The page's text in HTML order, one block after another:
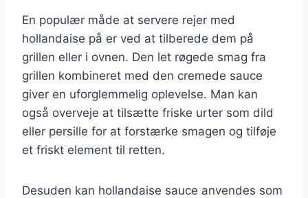
En populær måde at servere rejer med
hollandaise på er ved at tilberede dem på
grillen eller i ovnen. Den let røgede smag fra
grillen kombineret med den cremede sauce
giver en uforglemmelig oplevelse. Man kan
også overveje at tilsætte friske urter som dild
eller persille for at forstærke smagen og tilføje
et friskt element til retten.
Desuden kan hollandaise sauce anvendes som